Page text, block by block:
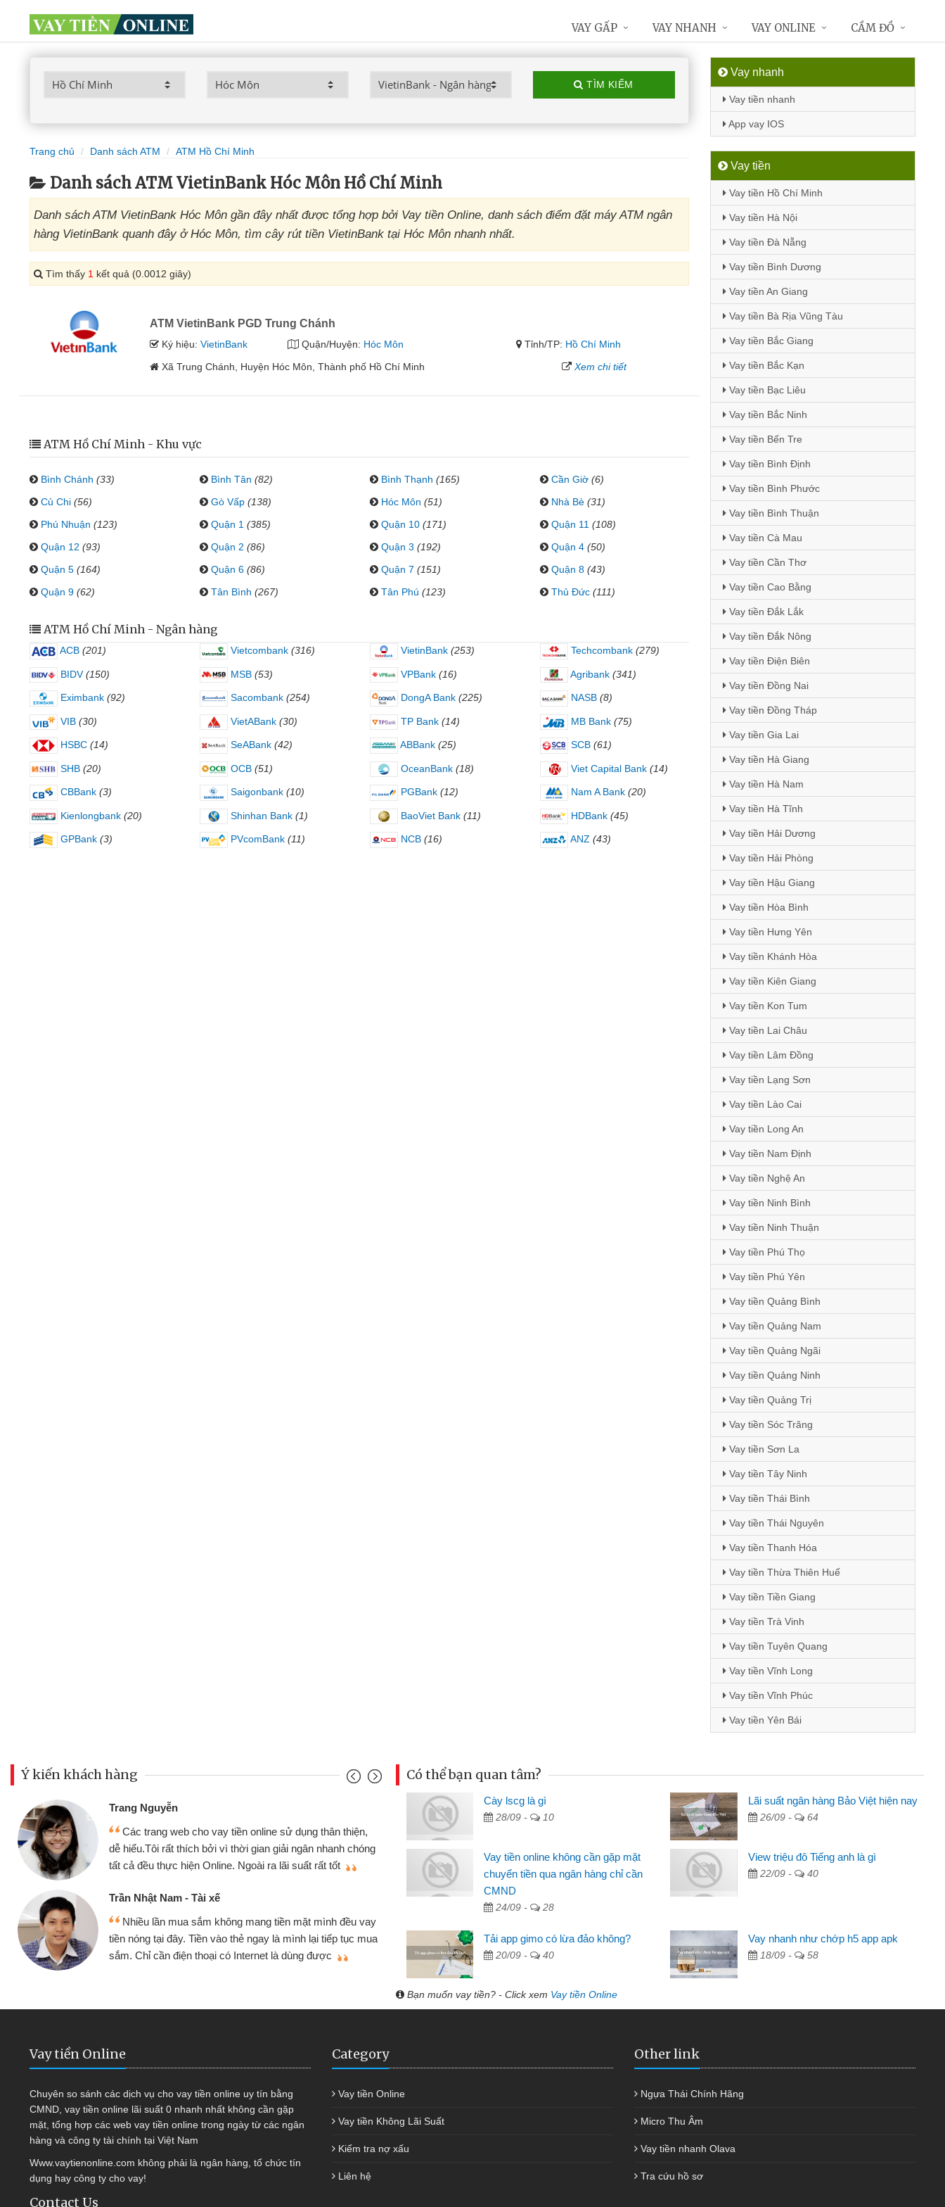
TÌM KIẾM
Trang chủ Danh sách ATM ATM Hồ Chí Minh
Danh sách ATM VietinBank Hóc Môn Hồ Chí Minh
Danh sách ATM VietinBank Hóc Môn gần đây nhất được tổng hợp bởi Vay tiền Online, danh sách điểm đặt máy ATM ngân
hàng VietinBank quanh đây ở Hóc Môn, tìm cây rút tiền VietinBank tại Hóc Môn nhanh nhất.
Tìm thấy 1 kết quả (0.0012 giây)
ATM VietinBank PGD Trung Chánh
Ký hiệu:VietinBank Quận/Huyện: Hóc Môn Tỉnh/TP: Hồ Chí Minh
Xã Trung Chánh, Huyện Hóc Môn, Thành phố Hồ Chí Minh
Xem chi tiết
ATM Hồ Chí Minh - Khu vực
Bình Chánh (33) Bình Tân (82) Bình Thạnh (165) Cần Giờ (6)
Củ Chi (56) Gò Vấp (138) Hóc Môn (51) Nhà Bè (31)
Phú Nhuận (123) Quận 1 (385) Quận 10 (171) Quận 11 (108)
Quận 12 (93) Quận 2 (86) Quận 3 (192) Quận 4 (50)
Quận 5 (164) Quận 6 (86) Quận 7 (151) Quận 8 (43)
Quận 9 (62) Tân Bình (267) Tân Phú (123) Thủ Đức (111)
ATM Hồ Chí Minh - Ngân hàng
ACB (201) Vietcombank (316) VietinBank (253) Techcombank (279)
BIDV (150) MSB (53) VPBank (16) Agribank (341)
Eximbank (92) Sacombank (254) DongA Bank (225) NASB (8)
VIB (30) VietABank (30) TP Bank (14) MB Bank (75)
HSBC (14) SeABank (42) ABBank (25) SCB (61)
SHB (20) OCB (51) OceanBank (18) Viet Capital Bank (14)
CBBank (3) Saigonbank (10) PGBank (12) Nam A Bank (20)
Kienlongbank (20) Shinhan Bank (1) BaoViet Bank (11) HDBank (45)
GPBank (3) PVcomBank (11) NCB (16) ANZ (43)
Vay nhanh
Vay tiền nhanh
App vay IOS
Vay tiền
Vay tiền Hồ Chí Minh
Vay tiền Hà Nội
Vay tiền Đà Nẵng
Vay tiền Bình Dương
Vay tiền An Giang
Vay tiền Bà Rịa Vũng Tàu
Vay tiền Bắc Giang
Vay tiền Bắc Kạn
Vay tiền Bạc Liêu
Vay tiền Bắc Ninh
Vay tiền Bến Tre
Vay tiền Bình Định
Vay tiền Bình Phước
Vay tiền Bình Thuận
Vay tiền Cà Mau
Vay tiền Cần Thơ
Vay tiền Cao Bằng
Vay tiền Đắk Lắk
Vay tiền Đắk Nông
Vay tiền Điện Biên
Vay tiền Đồng Nai
Vay tiền Đồng Tháp
Vay tiền Gia Lai
Vay tiền Hà Giang
Vay tiền Hà Nam
Vay tiền Hà Tĩnh
Vay tiền Hải Dương
Vay tiền Hải Phòng
Vay tiền Hậu Giang
Vay tiền Hòa Bình
Vay tiền Hưng Yên
Vay tiền Khánh Hòa
Vay tiền Kiên Giang
Vay tiền Kon Tum
Vay tiền Lai Châu
Vay tiền Lâm Đồng
Vay tiền Lạng Sơn
Vay tiền Lào Cai
Vay tiền Long An
Vay tiền Nam Định
Vay tiền Nghệ An
Vay tiền Ninh Bình
Vay tiền Ninh Thuận
Vay tiền Phú Thọ
Vay tiền Phú Yên
Vay tiền Quảng Bình
Vay tiền Quảng Nam
Vay tiền Quảng Ngãi
Vay tiền Quảng Ninh
Vay tiền Quảng Trị
Vay tiền Sóc Trăng
Vay tiền Sơn La
Vay tiền Tây Ninh
Vay tiền Thái Bình
Vay tiền Thái Nguyên
Vay tiền Thanh Hóa
Vay tiền Thừa Thiên Huế
Vay tiền Tiền Giang
Vay tiền Trà Vinh
Vay tiền Tuyên Quang
Vay tiền Vĩnh Long
Vay tiền Vĩnh Phúc
Vay tiền Yên Bái
VAY GẤP VAY NHANH VAY ONLINE CẦM ĐỒ
Ý kiến khách hàng
tiền online sử dụng thân thiện,
thời gian giải ngân nhanh chóng
Ngoài ra lãi suất rất tốt
mang tiền mặt mình đều vay
thẻ ngay là mình lại tiếp tục mua
có Internet là dùng được
Mình cần tiền gấp nên định cầm cố chiếc xe wave
nhưng thật may đã có gói vay tiền bằng CMND online
không cần gặp mặt nên rất tiện lợi, sẽ giới thiệu cho bạn
Tôi kinh doanh buôn bán nhỏ lẻ nhiều lúc cần vốn nhập
hàng, nhờ biết đến website qua bạn bè giới thiệu tôi đã giải
quyết được công việc của mình nhanh chóng
Mai Lan - Sinh viên
Tôi biết đến thông qua quảng cáo trên facebook. Tôi là
sinh viên nên cần đóng tiền nhà, sinh nhật bạn bè, mà đọc
thấy thủ tục nhanh gọn nên tôi quyết định vay
Lâm Minh Chánh
cần có 2 triệu để giải quyết việc riêng, trong 1-2 ngày tôi trả
được thôi. Cảm ơn đã giúp tôi kịp thời và nhanh chóng
Có thể bạn quan tâm?
Cày lscg là gì
28/09 - 10
Lãi suất ngân hàng Bảo Việt hiện nay
26/09 - 64
Vay tiền online không cần gặp mặt
chuyển tiền qua ngân hàng chỉ cần
CMND
24/09 - 28
View triệu đô Tiếng anh là gì
22/09 - 40
Tải app gimo có lừa đảo không?
20/09 - 40
Vay nhanh như chớp h5 app apk
18/09 - 58
Bạn muốn vay tiền? - Click xem Vay tiền Online
Vay tiền Online
Chuyên so sánh các dịch vụ cho vay tiền online uy tín bằng
CMND, vay tiền online lãi suất 0 nhanh nhất không cần gặp
mặt, tổng hợp các web vay tiền online trong ngày từ các ngân
hàng và công ty tài chính tại Việt Nam
Www.vaytienonline.com không phải là ngân hàng, tổ chức tín
dụng hay công ty cho vay!
Contact Us
Category
Vay tiền Online
Vay tiền Không Lãi Suất
Kiểm tra nợ xấu
Liên hệ
Other link
Ngựa Thái Chính Hãng
Micro Thu Âm
Vay tiền nhanh Olava
Tra cứu hồ sơ